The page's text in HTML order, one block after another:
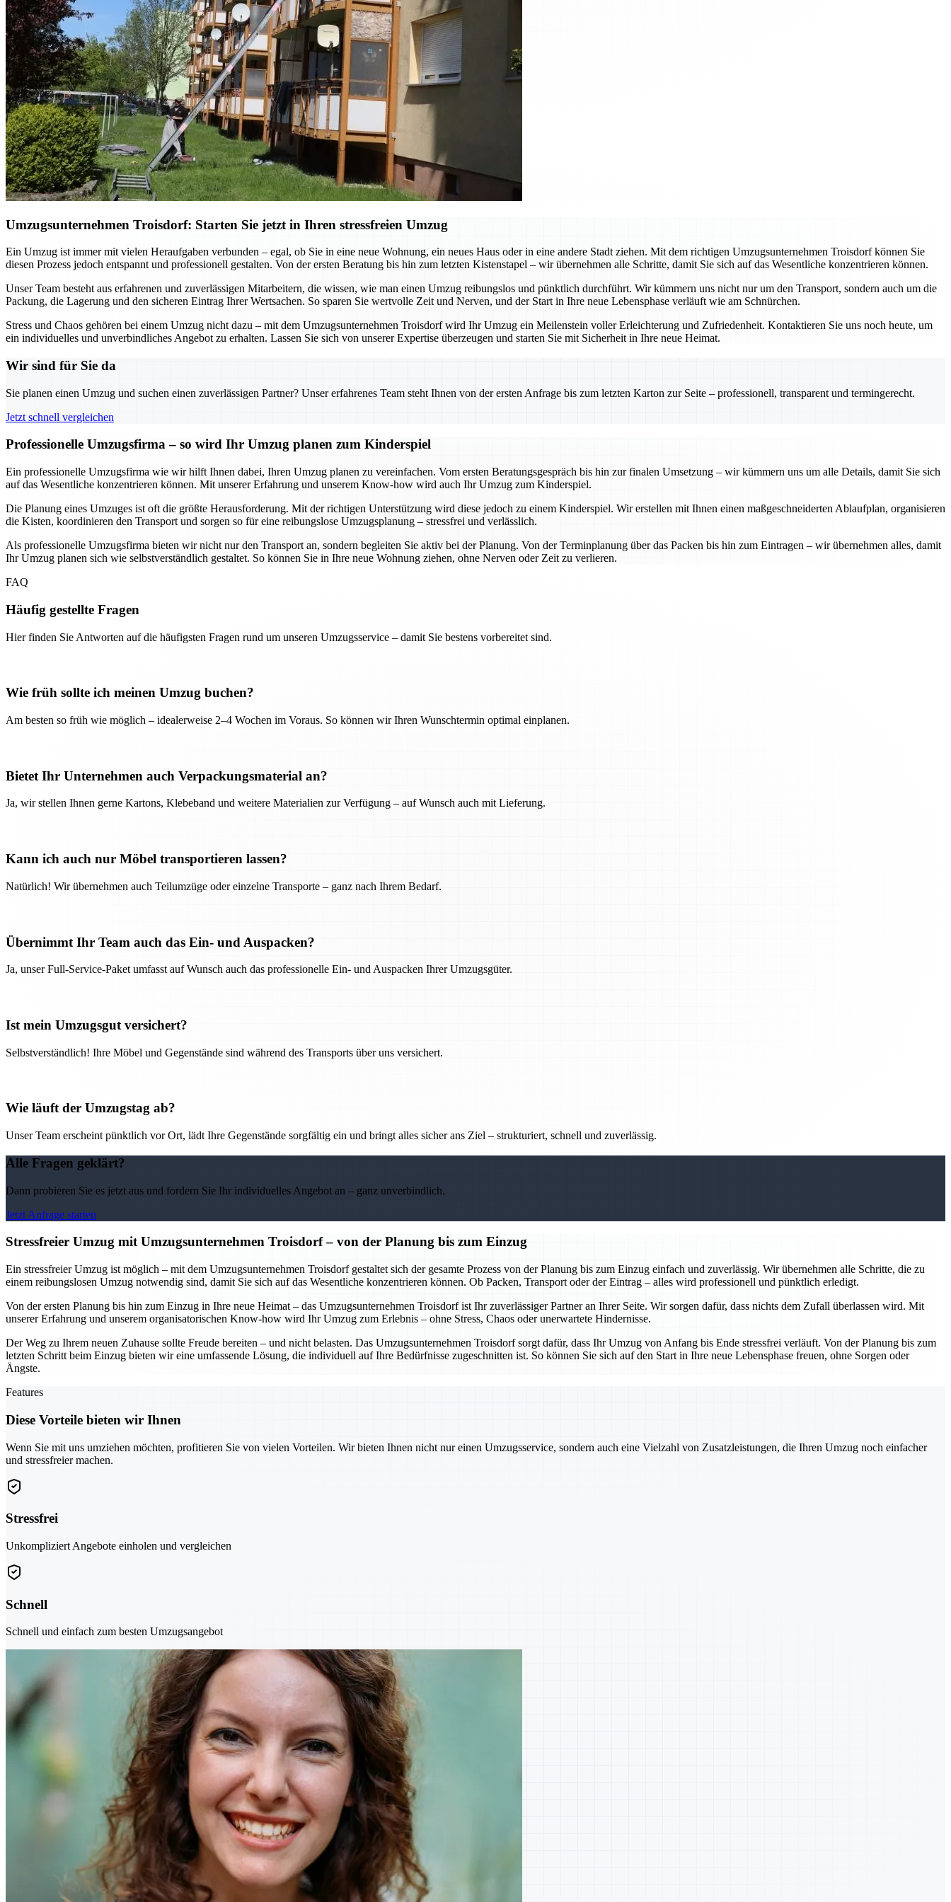
Umzugsunternehmen Troisdorf: Starten Sie jetzt in Ihren stressfreien Umzug
Ein Umzug ist immer mit vielen Heraufgaben verbunden – egal, ob Sie in eine neue Wohnung, ein neues Haus oder in eine andere Stadt ziehen. Mit dem richtigen Umzugsunternehmen Troisdorf können Sie
diesen Prozess jedoch entspannt und professionell gestalten. Von der ersten Beratung bis hin zum letzten Kistenstapel – wir übernehmen alle Schritte, damit Sie sich auf das Wesentliche konzentrieren können.
Unser Team besteht aus erfahrenen und zuverlässigen Mitarbeitern, die wissen, wie man einen Umzug reibungslos und pünktlich durchführt. Wir kümmern uns nicht nur um den Transport, sondern auch um die
Packung, die Lagerung und den sicheren Eintrag Ihrer Wertsachen. So sparen Sie wertvolle Zeit und Nerven, und der Start in Ihre neue Lebensphase verläuft wie am Schnürchen.
Stress und Chaos gehören bei einem Umzug nicht dazu – mit dem Umzugsunternehmen Troisdorf wird Ihr Umzug ein Meilenstein voller Erleichterung und Zufriedenheit. Kontaktieren Sie uns noch heute, um
ein individuelles und unverbindliches Angebot zu erhalten. Lassen Sie sich von unserer Expertise überzeugen und starten Sie mit Sicherheit in Ihre neue Heimat.
Wir sind für Sie da
Sie planen einen Umzug und suchen einen zuverlässigen Partner? Unser erfahrenes Team steht Ihnen von der ersten Anfrage bis zum letzten Karton zur Seite – professionell, transparent und termingerecht.
Jetzt schnell vergleichen
Professionelle Umzugsfirma – so wird Ihr Umzug planen zum Kinderspiel
Ein professionelle Umzugsfirma wie wir hilft Ihnen dabei, Ihren Umzug planen zu vereinfachen. Vom ersten Beratungsgespräch bis hin zur finalen Umsetzung – wir kümmern uns um alle Details, damit Sie sich
auf das Wesentliche konzentrieren können. Mit unserer Erfahrung und unserem Know-how wird auch Ihr Umzug zum Kinderspiel.
Die Planung eines Umzuges ist oft die größte Herausforderung. Mit der richtigen Unterstützung wird diese jedoch zu einem Kinderspiel. Wir erstellen mit Ihnen einen maßgeschneiderten Ablaufplan, organisieren
die Kisten, koordinieren den Transport und sorgen so für eine reibungslose Umzugsplanung – stressfrei und verlässlich.
Als professionelle Umzugsfirma bieten wir nicht nur den Transport an, sondern begleiten Sie aktiv bei der Planung. Von der Terminplanung über das Packen bis hin zum Eintragen – wir übernehmen alles, damit
Ihr Umzug planen sich wie selbstverständlich gestaltet. So können Sie in Ihre neue Wohnung ziehen, ohne Nerven oder Zeit zu verlieren.
FAQ
Häufig gestellte Fragen
Hier finden Sie Antworten auf die häufigsten Fragen rund um unseren Umzugsservice – damit Sie bestens vorbereitet sind.
Wie früh sollte ich meinen Umzug buchen?
Am besten so früh wie möglich – idealerweise 2–4 Wochen im Voraus. So können wir Ihren Wunschtermin optimal einplanen.
Bietet Ihr Unternehmen auch Verpackungsmaterial an?
Ja, wir stellen Ihnen gerne Kartons, Klebeband und weitere Materialien zur Verfügung – auf Wunsch auch mit Lieferung.
Kann ich auch nur Möbel transportieren lassen?
Natürlich! Wir übernehmen auch Teilumzüge oder einzelne Transporte – ganz nach Ihrem Bedarf.
Übernimmt Ihr Team auch das Ein- und Auspacken?
Ja, unser Full-Service-Paket umfasst auf Wunsch auch das professionelle Ein- und Auspacken Ihrer Umzugsgüter.
Ist mein Umzugsgut versichert?
Selbstverständlich! Ihre Möbel und Gegenstände sind während des Transports über uns versichert.
Wie läuft der Umzugstag ab?
Unser Team erscheint pünktlich vor Ort, lädt Ihre Gegenstände sorgfältig ein und bringt alles sicher ans Ziel – strukturiert, schnell und zuverlässig.
Alle Fragen geklärt?
Dann probieren Sie es jetzt aus und fordern Sie Ihr individuelles Angebot an – ganz unverbindlich.
Jetzt Anfrage starten
Stressfreier Umzug mit Umzugsunternehmen Troisdorf – von der Planung bis zum Einzug
Ein stressfreier Umzug ist möglich – mit dem Umzugsunternehmen Troisdorf gestaltet sich der gesamte Prozess von der Planung bis zum Einzug einfach und zuverlässig. Wir übernehmen alle Schritte, die zu
einem reibungslosen Umzug notwendig sind, damit Sie sich auf das Wesentliche konzentrieren können. Ob Packen, Transport oder der Eintrag – alles wird professionell und pünktlich erledigt.
Von der ersten Planung bis hin zum Einzug in Ihre neue Heimat – das Umzugsunternehmen Troisdorf ist Ihr zuverlässiger Partner an Ihrer Seite. Wir sorgen dafür, dass nichts dem Zufall überlassen wird. Mit
unserer Erfahrung und unserem organisatorischen Know-how wird Ihr Umzug zum Erlebnis – ohne Stress, Chaos oder unerwartete Hindernisse.
Der Weg zu Ihrem neuen Zuhause sollte Freude bereiten – und nicht belasten. Das Umzugsunternehmen Troisdorf sorgt dafür, dass Ihr Umzug von Anfang bis Ende stressfrei verläuft. Von der Planung bis zum
letzten Schritt beim Einzug bieten wir eine umfassende Lösung, die individuell auf Ihre Bedürfnisse zugeschnitten ist. So können Sie sich auf den Start in Ihre neue Lebensphase freuen, ohne Sorgen oder
Ängste.
Features
Diese Vorteile bieten wir Ihnen
Wenn Sie mit uns umziehen möchten, profitieren Sie von vielen Vorteilen. Wir bieten Ihnen nicht nur einen Umzugsservice, sondern auch eine Vielzahl von Zusatzleistungen, die Ihren Umzug noch einfacher
und stressfreier machen.
Stressfrei
Unkompliziert Angebote einholen und vergleichen
Schnell
Schnell und einfach zum besten Umzugsangebot